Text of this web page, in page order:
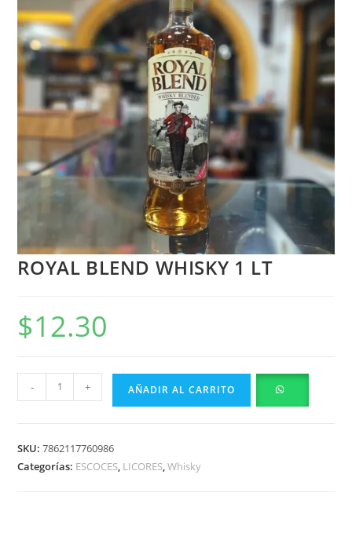
ROYAL BLEND WHISKY 1 LT
$12.30
- + AÑADIR AL CARRITO
SKU:7862117760986
Categorías: ESCOCES, LICORES,Whisky